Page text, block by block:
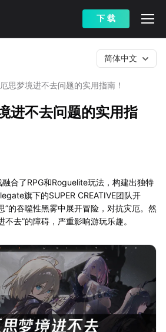
下 载
思梦境进不去问题的实用指南！
简体中文
进不去问题的实用指
合了RPG和Roguelite玩法，构建出独特
旗下的SUPER CREATIVE团队开
”的吞噬性黑雾中展开冒险，对抗灾厄。然
去”的障碍，严重影响游玩乐趣。